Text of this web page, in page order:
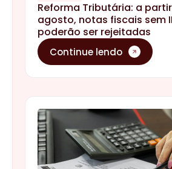
Reforma Tributária: a
agosto, notas fiscais sem
poderão ser rejeitadas
Continue lendo